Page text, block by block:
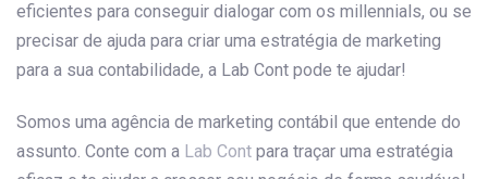
eficientes para conseguir dialogar com os millennials, ou se
precisar de ajuda para criar uma estratégia de marketing
para a sua contabilidade, a Lab Cont pode te ajudar!
Somos uma agência de marketing contábil que entende do
assunto. Conte com a Lab Cont para traçar uma estratégia